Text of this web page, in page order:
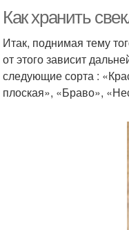
Как хранить
Итак, поднимая тему
от этого зависит
следующие сорта :
плоская», «Браво»,